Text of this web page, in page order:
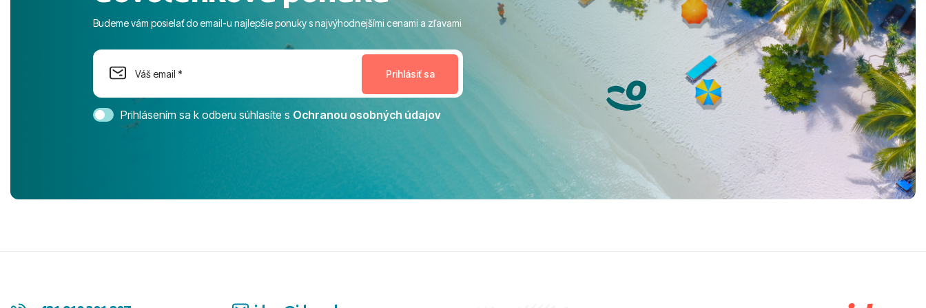
na moment nenudil, no zároveň bol
dostatok priestoru na dokonalý relax. ​
Magic Life Jacaranda môžeme s čistým
svedomím odporučiť každému, kto hľadá
bezstarostnú dovolenku na vysokej
úrovni. Všetko bolo zabezpečené na
tešíme, kam s nami vyrazíte nabudúce!
Ďakujeme za skvelé spomienky. ​S
pozdravom a prianím mnohých ďalších
Budeme vám posielať do email-u najlepšie ponuky s najvýhodnejšími cenami a zľavami
Prihlásením sa k odberu súhlasíte s Ochranou osobných údajov